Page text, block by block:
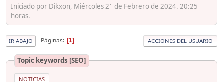
Iniciado por Dikxon, Miércoles 21 de Febrero de 2024. 20:25
horas.
IR ABAJO Páginas 1 ACCIONES DEL USUARIO
Topic keywords [SEO]
NOTICIAS